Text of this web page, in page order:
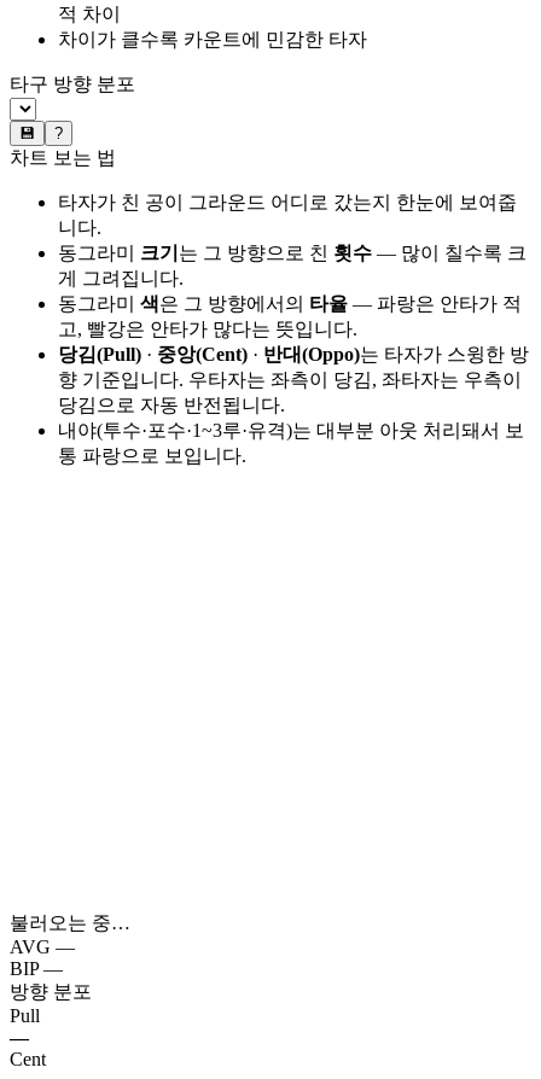
적 차이
차이가 클수록 카운트에 민감한 타자
타구 방향 분포
💾 ?
차트 보는 법
타자가 친 공이 그라운드 어디로 갔는지 한눈에 보여줍
니다.
동그라미 크기 는 그 방향으로 친 횟수 — 많이 칠수록 크
게 그려집니다.
동그라미 색은 그 방향에서의 타율 — 파랑은 안타가 적
고, 빨강은 안타가 많다는 뜻입니다.
당김(Pull) · 중앙(Cent) · 반대(Oppo)는 타자가 스윙한 방
향 기준입니다. 우타자는 좌측이 당김, 좌타자는 우측이
당김으로 자동 반전됩니다.
내야(투수·포수·1~3루·유격)는 대부분 아웃 처리돼서 보
통 파랑으로 보입니다.
불러오는 중…
AVG —
BIP —
방향 분포
Pull
—
Cent